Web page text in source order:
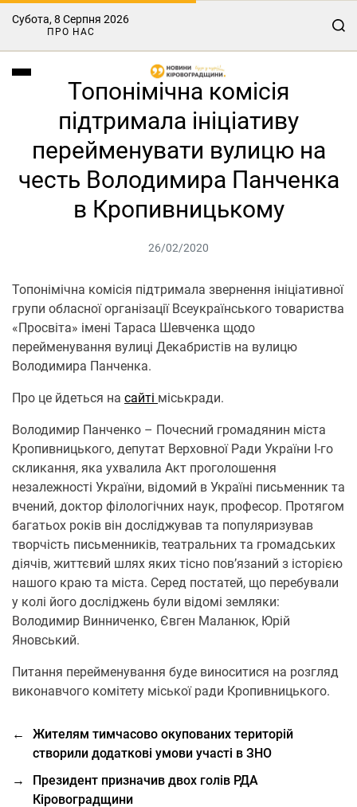
Субота, 8 Серпня 2026
ПРО НАС
Топонімічна комісія
підтримала ініціативу
перейменувати вулицю на
честь Володимира Панченка
в Кропивницькому
26/02/2020
Топонімічна комісія підтримала звернення ініціативної
групи обласної організації Всеукраїнського товариства
«Просвіта» імені Тараса Шевченка щодо
перейменування вулиці Декабристів на вулицю
Володимира Панченка.
Про це йдеться на сайті міськради.
Володимир Панченко – Почесний громадянин міста
Кропивницького, депутат Верховної Ради України І-го
скликання, яка ухвалила Акт проголошення
незалежності України, відомий в Україні письменник та
вчений, доктор філологічних наук, професор. Протягом
багатьох років він досліджував та популяризував
творчість письменників, театральних та громадських
діячів, життєвий шлях яких тісно пов’язаний з історією
нашого краю та міста. Серед постатей, що перебували
у колі його досліджень були відомі земляки:
Володимир Винниченко, Євген Маланюк, Юрій
Яновський.
Питання перейменування буде виноситися на розгляд
виконавчого комітету міської ради Кропивницького.
←
Жителям тимчасово окупованих територій
створили додаткові умови участі в ЗНО
→
Президент призначив двох голів РДА
Кіровоградщини